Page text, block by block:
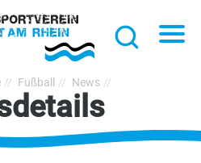
Fußball News